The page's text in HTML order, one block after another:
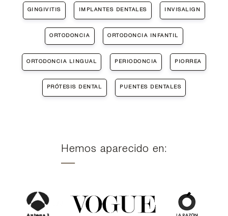
GINGIVITIS IMPLANTES DENTALES INVISALIGN
ORTODONCIA ORTODONCIA INFANTIL
ORTODONCIA LINGUAL PERIODONCIA PIORREA
PRÓTESIS DENTAL PUENTES DENTALES
Hemos aparecido en: